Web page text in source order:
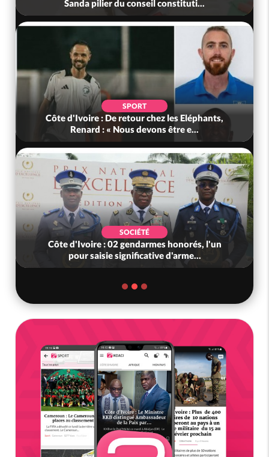
Sanda pilier du conseil constituti...
SPORT
Côte d'Ivoire : De retour chez les Eléphants,
Renard : « Nous devons être e...
SOCIÉTÉ
Côte d'Ivoire : 02 gendarmes honorés, l'un
pour saisie significative d'arme...